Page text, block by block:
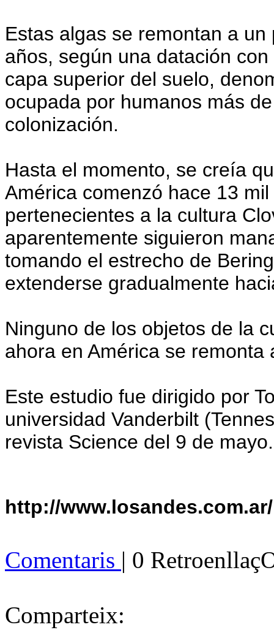
Estas algas se remontan a
años, según una datación
capa superior del suelo,
ocupada por humanos más
colonización.
Hasta el momento, se creía
América comenzó hace 13
pertenecientes a la cultura
aparentemente siguieron
tomando el estrecho de
extenderse gradualmente
Ninguno de los objetos de la
ahora en América se remonta
Este estudio fue dirigido por
universidad Vanderbilt
revista Science del 9 de mayo.
http://
Comentaris | 0
Comparteix: